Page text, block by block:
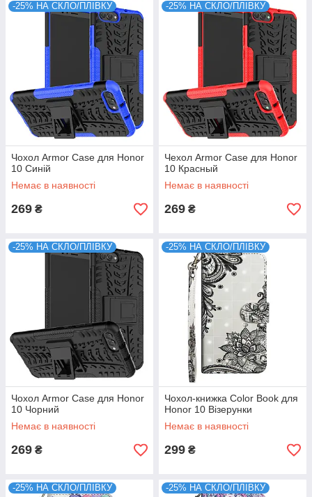
-25% НА СКЛО/ПЛІВКУ
Чохол Armor Case для Honor
10 Синій
Немає в наявності
269 ₴
-25% НА СКЛО/ПЛІВКУ
Чехол Armor Case для Honor
10 Красный
Немає в наявності
269 ₴
-25% НА СКЛО/ПЛІВКУ
Чохол Armor Case для Honor
10 Чорний
Немає в наявності
269 ₴
-25% НА СКЛО/ПЛІВКУ
Чохол-книжка Color Book для
Honor 10 Візерунки
Немає в наявності
299 ₴
-25% НА СКЛО/ПЛІВКУ -25% НА СКЛО/ПЛІВКУ